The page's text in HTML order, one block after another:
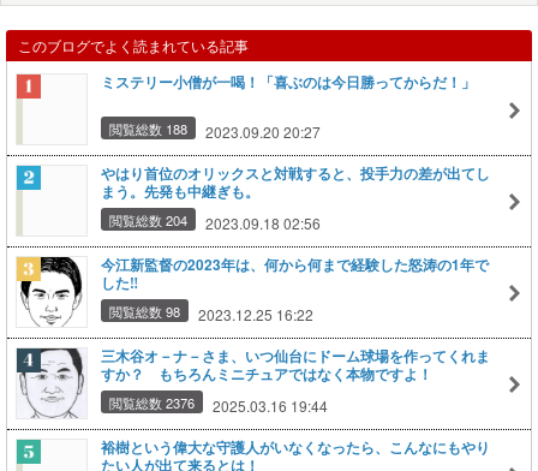
このブログでよく読まれている記事
ミステリー小僧が一喝！「喜ぶのは今日勝ってからだ！」
閲覧総数 188 2023.09.20 20:27
やはり首位のオリックスと対戦すると、投手力の差が出てし
まう。先発も中継ぎも。
閲覧総数 204 2023.09.18 02:56
今江新監督の2023年は、何から何まで経験した怒涛の1年で
した‼
閲覧総数 98 2023.12.25 16:22
三木谷オ－ナ－さま、いつ仙台にドーム球場を作ってくれま
すか？ もちろんミニチュアではなく本物ですよ！
閲覧総数 2376 2025.03.16 19:44
裕樹という偉大な守護人がいなくなったら、こんなにもやり
たい人が出て来るとは！